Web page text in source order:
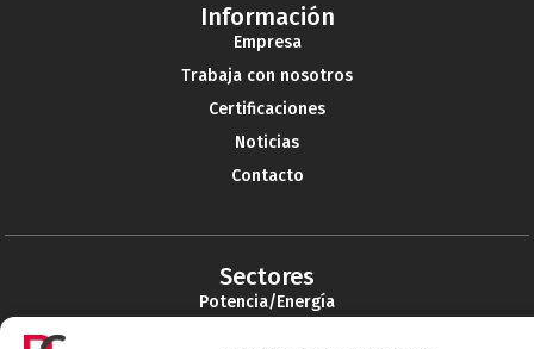
Información
Empresa
Trabaja con nosotros
Certificaciones
Noticias
Contacto
Sectores
Potencia/Energía